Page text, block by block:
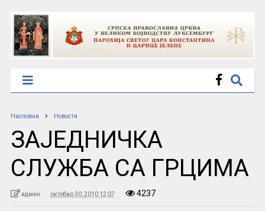
Насловна Новости
ЗАЈЕДНИЧКА
СЛУЖБА СА ГРЦИМА
админ октобар 30, 2010 12:07 4237